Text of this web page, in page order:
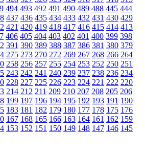
494 493 492 491 490 489 488 445 444
437 436 435 434 433 432 431 430 429
421 420 419 418 417 416 415 414 413
406 405 404 403 402 401 400 399 398
391 390 389 388 387 386 381 380 379
275 273 270 272 269 267 268 266 264
258 256 257 255 254 253 252 250 251
243 242 241 240 239 237 238 236 234
228 227 225 226 223 224 221 222 220
214 212 211 209 210 207 208 205 206
199 197 196 194 195 192 193 191 190
183 181 182 179 180 177 178 175 176
167 168 165 166 163 164 161 162 159
153 152 151 150 149 148 147 146 145